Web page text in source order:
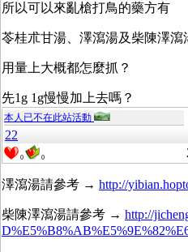
所以可以來亂槍打鳥的藥方有
苓桂朮甘湯、澤瀉湯及柴陳澤瀉
用量上大概都怎麼抓？
先1g 1g慢慢加上去嗎？
本人已不在此站活動
22
0 0
澤瀉湯請參考 → http://
柴陳澤瀉湯請參考 → http://